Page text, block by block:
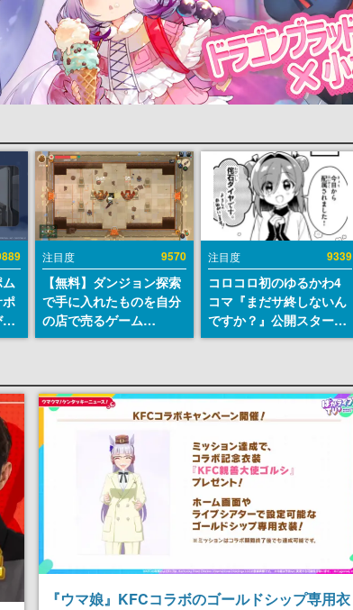
注目度 9570
【無料】ダンジョン探索
で手に入れたものを自分
の店で売るゲーム
『Moonlighter』が
の9月2日正式リリースを
記念したキャンペーン
注目度 9339
コロコロ初のゆるかわ4
コマ『まだサ終しないん
ですか？』公開スター
ト。主人公は新入社員の
する社員たちを描く
『ウマ娘』KFCコラボのゴールドシップ専用衣